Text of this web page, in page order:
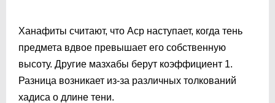
Ханафиты считают, что Аср наступает, когда тень
предмета вдвое превышает его собственную
высоту. Другие мазхабы берут коэффициент 1.
Разница возникает из-за различных толкований
хадиса о длине тени.